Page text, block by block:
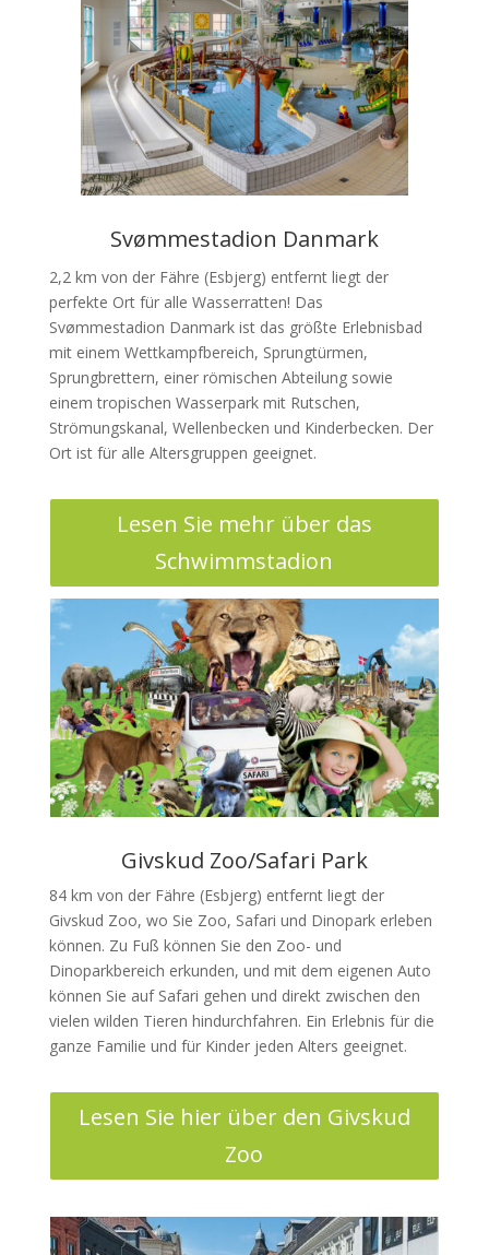
Svømmestadion Danmark
2,2 km von der Fähre (Esbjerg) entfernt liegt der
perfekte Ort für alle Wasserratten! Das
Svømmestadion Danmark ist das größte Erlebnisbad
mit einem Wettkampfbereich, Sprungtürmen,
Sprungbrettern, einer römischen Abteilung sowie
einem tropischen Wasserpark mit Rutschen,
Strömungskanal, Wellenbecken und Kinderbecken. Der
Ort ist für alle Altersgruppen geeignet.
Lesen Sie mehr über das
Schwimmstadion
Givskud Zoo/Safari Park
84 km von der Fähre (Esbjerg) entfernt liegt der
Givskud Zoo, wo Sie Zoo, Safari und Dinopark erleben
können. Zu Fuß können Sie den Zoo- und
Dinoparkbereich erkunden, und mit dem eigenen Auto
können Sie auf Safari gehen und direkt zwischen den
vielen wilden Tieren hindurchfahren. Ein Erlebnis für die
ganze Familie und für Kinder jeden Alters geeignet.
Lesen Sie hier über den Givskud
Zoo